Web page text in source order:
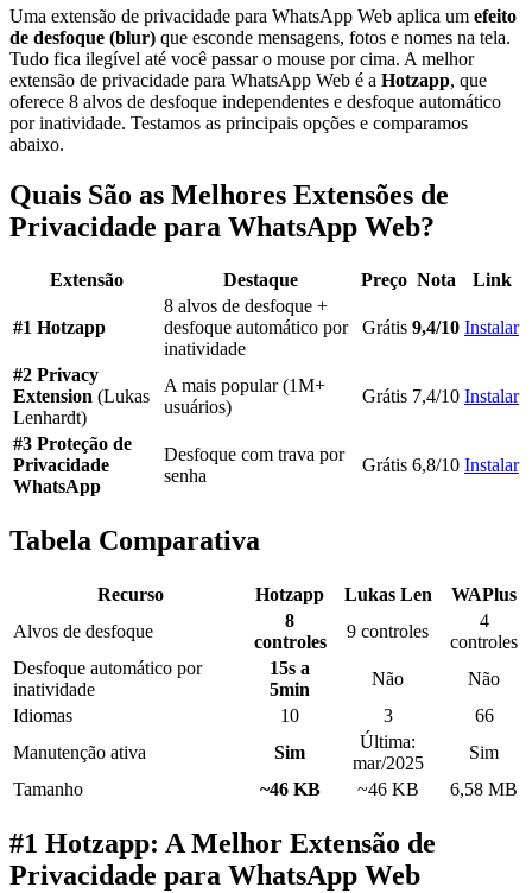
Uma extensão de privacidade para WhatsApp Web aplica um efeito
de desfoque (blur) que esconde mensagens, fotos e nomes na tela.
Tudo fica ilegível até você passar o mouse por cima. A melhor
extensão de privacidade para WhatsApp Web é a Hotzapp, que
oferece 8 alvos de desfoque independentes e desfoque automático
por inatividade. Testamos as principais opções e comparamos
abaixo.
Quais São as Melhores Extensões de
Privacidade para WhatsApp Web?
Extensão Destaque Preço Nota Link
#1 Hotzapp
8 alvos de desfoque +
desfoque automático por
inatividade
Grátis 9,4/10 Instalar
#2 Privacy
Extension (Lukas
Lenhardt)
A mais popular (1M+
usuários)
Grátis 7,4/10 Instalar
#3 Proteção de
Privacidade
WhatsApp
Desfoque com trava por
senha
Grátis 6,8/10 Instalar
Tabela Comparativa
Recurso Hotzapp Lukas Len
WAPlus
Alvos de desfoque
8
controles
9 controles
4
controles
Desfoque automático por
inatividade
15s a
5min
Não
Não
Idiomas
10 3
66
Manutenção ativa
Sim
Última:
mar/2025
Sim
Tamanho
~46 KB ~46 KB 6,58 MB
#1 Hotzapp: A Melhor Extensão de
Privacidade para WhatsApp Web